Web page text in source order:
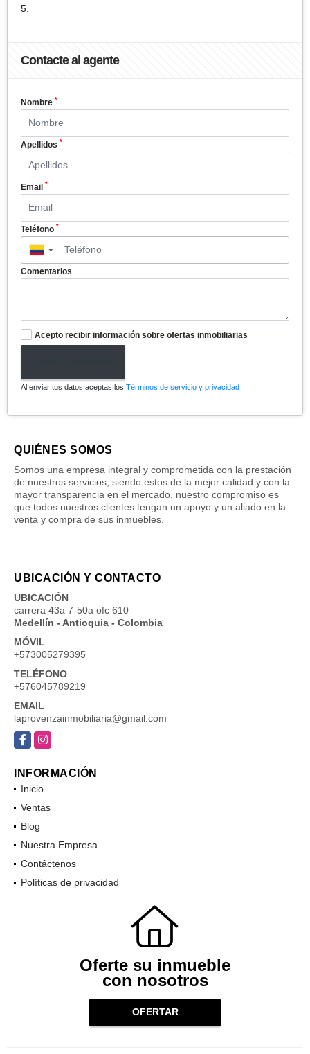
5.
Contacte al agente
Nombre *
Apellidos *
Email *
Teléfono *
▼
Comentarios
Acepto recibir información sobre ofertas inmobiliarias
Al enviar tus datos aceptas los Términos de servicio y privacidad
QUIÉNES SOMOS
Somos una empresa integral y comprometida con la prestación
de nuestros servicios, siendo estos de la mejor calidad y con la
mayor transparencia en el mercado, nuestro compromiso es
que todos nuestros clientes tengan un apoyo y un aliado en la
venta y compra de sus inmuebles.
UBICACIÓN Y CONTACTO
UBICACIÓN
carrera 43a 7-50a ofc 610
Medellín - Antioquia - Colombia
MÓVIL
+573005279395
TELÉFONO
+576045789219
EMAIL
laprovenzainmobiliaria@gmail.com
FacebookInstagram
INFORMACIÓN
Inicio
Ventas
Blog
Nuestra Empresa
Contáctenos
Políticas de privacidad
Oferte su inmueble
con nosotros
OFERTAR